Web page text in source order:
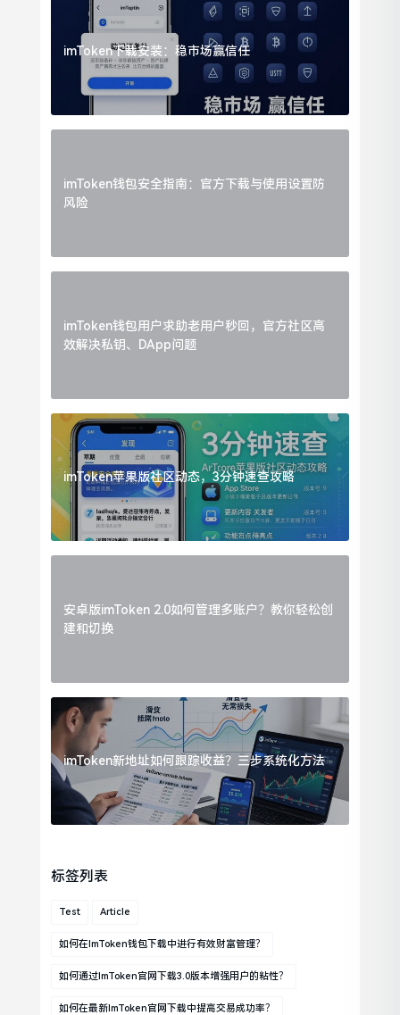
imToken下载安装：稳市场赢信任
imToken钱包安全指南：官方下载与使用设置防
风险
imToken钱包用户求助老用户秒回，官方社区高
效解决私钥、DApp问题
imToken苹果版社区动态，3分钟速查攻略
安卓版imToken 2.0如何管理多账户？教你轻松创
建和切换
imToken新地址如何跟踪收益？三步系统化方法
标签列表
Test Article
如何在imToken钱包下载中进行有效财富管理？
如何通过imToken官网下载3.0版本增强用户的粘性？
如何在最新imToken官网下载中提高交易成功率？